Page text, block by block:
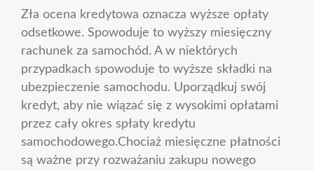
Zła ocena kredytowa oznacza wyższe opłaty
odsetkowe. Spowoduje to wyższy miesięczny
rachunek za samochód. A w niektórych
przypadkach spowoduje to wyższe składki na
ubezpieczenie samochodu. Uporządkuj swój
kredyt, aby nie wiązać się z wysokimi opłatami
przez cały okres spłaty kredytu
samochodowego.Chociaż miesięczne płatności
są ważne przy rozważaniu zakupu nowego